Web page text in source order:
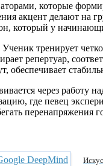
которые
акцент делают на
который у
тренирует
репертуар,
обеспечивает
через работу
где певец
перенапряжения